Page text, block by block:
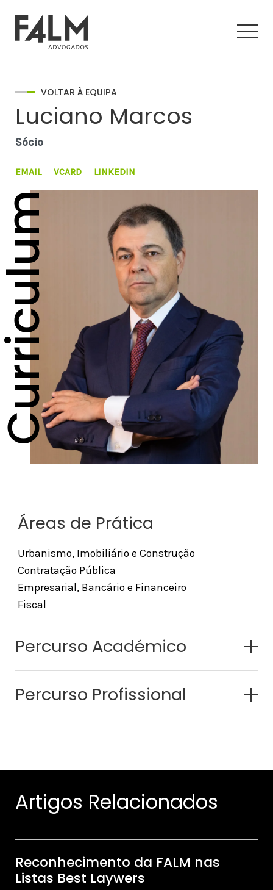
VOLTAR À EQUIPA
Luciano Marcos
Sócio
EMAIL VCARD LINKEDIN
Áreas de Prática
Urbanismo, Imobiliário e Construção
Contratação Pública
Empresarial, Bancário e Financeiro
Fiscal
Percurso Académico
Percurso Profissional
Artigos Relacionados
Reconhecimento da FALM nas
Listas Best Laywers